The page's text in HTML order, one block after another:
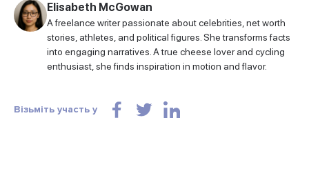
Elisabeth McGowan
A freelance writer passionate about celebrities, net worth
stories, athletes, and political figures. She transforms facts
into engaging narratives. A true cheese lover and cycling
enthusiast, she finds inspiration in motion and flavor.
Візьміть участь у